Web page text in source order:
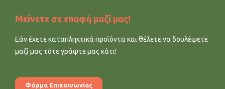
Μείνετε σε επαφή μαζί μας!
Εάν έχετε καταπληκτικά προϊόντα και θέλετε να δουλέψετε
μαζί μας τότε γράψτε μας κάτι!
Φόρμα Επικοινωνίας